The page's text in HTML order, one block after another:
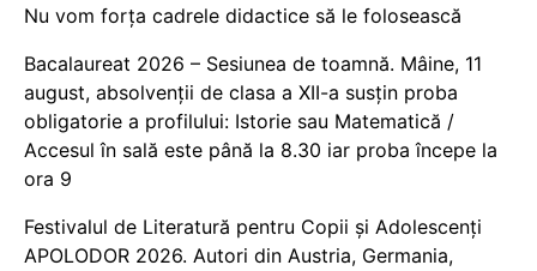
Nu vom forța cadrele didactice să le folosească
Bacalaureat 2026 – Sesiunea de toamnă. Mâine, 11
august, absolvenții de clasa a XII-a susțin proba
obligatorie a profilului: Istorie sau Matematică /
Accesul în sală este până la 8.30 iar proba începe la
ora 9
Festivalul de Literatură pentru Copii și Adolescenți
APOLODOR 2026. Autori din Austria, Germania,